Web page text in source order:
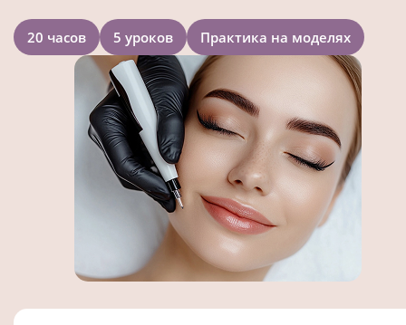
20 часов 5 уроков Практика на моделях